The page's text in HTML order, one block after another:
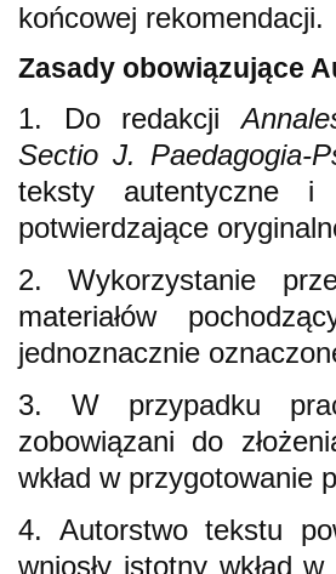
końcowej rekomendacji.
Zasady obowiązujące
1. Do redakcji
Sectio J. Paedagogia-
teksty autentyczne i
potwierdzające
2. Wykorzystanie
materiałów
jednoznacznie
3. W przypadku
zobowiązani do
wkład w przygotowanie
4. Autorstwo tekstu
wniosły istotny wkład